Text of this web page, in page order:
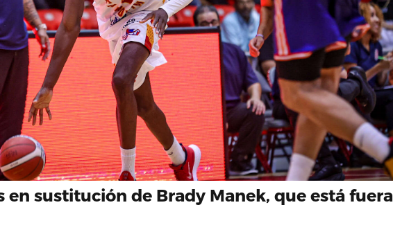
en sustitución de Brady Manek, que está fuera